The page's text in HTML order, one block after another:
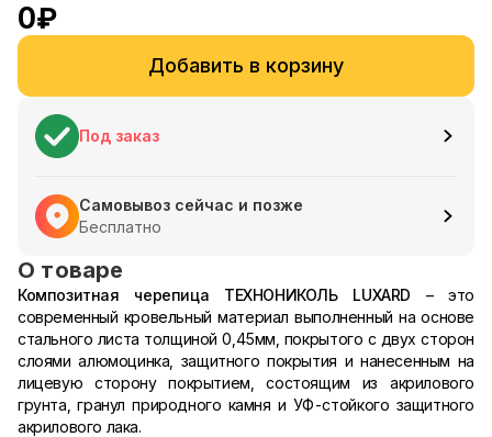
0₽
Добавить в корзину
Под заказ
Самовывоз сейчас и позже
Бесплатно
О товаре
Композитная черепица ТЕХНОНИКОЛЬ LUXARD – это
современный кровельный материал выполненный на основе
стального листа толщиной 0,45мм, покрытого с двух сторон
слоями алюмоцинка, защитного покрытия и нанесенным на
лицевую сторону покрытием, состоящим из акрилового
грунта, гранул природного камня и УФ-стойкого защитного
акрилового лака.